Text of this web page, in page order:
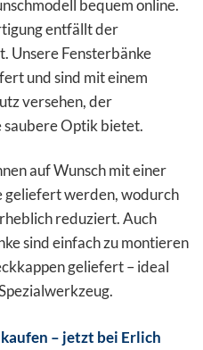
bequem online.
entfällt der
Unsere Fensterbänke
und sind mit einem
versehen, der
saubere Optik bietet.
auf Wunsch mit einer
werden, wodurch
reduziert. Auch
sind einfach zu montieren
geliefert – ideal
– jetzt bei Erlich